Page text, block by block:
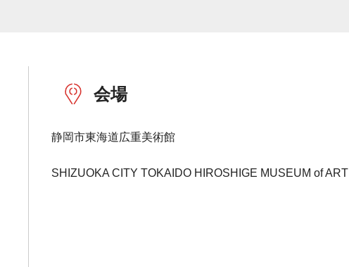
会場
静岡市東海道広重美術館
SHIZUOKA CITY TOKAIDO HIROSHIGE MUSEUM of ART